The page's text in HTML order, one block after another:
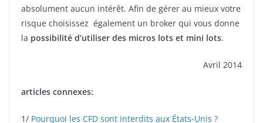
absolument aucun intérêt. Afin de gérer au mieux votre
risque choisissez également un broker qui vous donne
la possibilité d’utiliser des micros lots et mini lots.
Avril 2014
articles connexes:
1/ Pourquoi les CFD sont interdits aux États-Unis ?